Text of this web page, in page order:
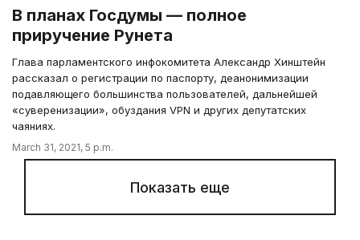
В планах Госдумы — полное
приручение Рунета
Глава парламентского инфокомитета Александр Хинштейн
рассказал о регистрации по паспорту, деанонимизации
подавляющего большинства пользователей, дальнейшей
«суверенизации», обуздания VPN и других депутатских
чаяниях.
March 31, 2021, 5 p.m.
Показать еще